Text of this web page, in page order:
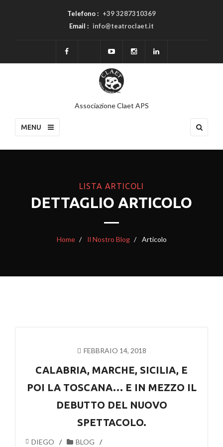
Telefono : +39 3287310369
Email : info@teatroclaet.it
Associazione Claet APS
MENU
LISTA ARTICOLI
DETTAGLIO ARTICOLO
Home Il Nostro Blog Articolo
FEBBRAIO 14, 2018
CALABRIA, MARCHE, SICILIA, E
POI LA TOSCANA… E IN MEZZO IL
DEBUTTO DEL NUOVO
SPETTACOLO.
DIEGO
BLOG